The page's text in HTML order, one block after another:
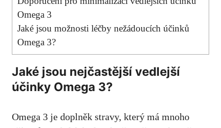
Omega 3
Jaké jsou možnosti‌ léčby nežádoucích účinků
Omega 3?
Jaké jsou nejčastější vedlejší
účinky Omega 3?
Omega 3 ⁤je​ doplněk stravy, který má mnoho